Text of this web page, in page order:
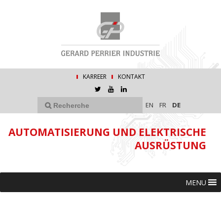
KARREER KONTAKT
EN FR DE
AUTOMATISIERUNG UND ELEKTRISCHE
AUSRÜSTUNG
MENU